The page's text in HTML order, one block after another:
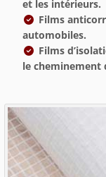
et les intérieurs.
Films
automobiles.
Films
le cheminement